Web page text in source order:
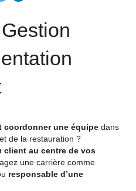
coordonner une équipe dans
de la restauration ?
client au centre de vos
une carrière comme
responsable d’une